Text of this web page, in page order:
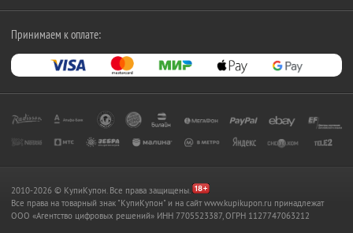
Принимаем к оплате:
2010-2026 © КупиКупон. Все права защищены.
Все права на товарный знак "КупиКупон" и на сайт www.kupikupon.ru принадлежат
OOO «Агентство цифровых решений» ИНН 7705523387, ОГРН 1127747063212